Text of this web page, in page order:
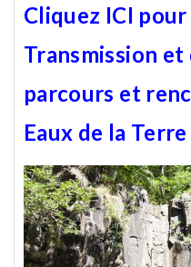
Cliquez ICI
Transmission
parcours et
Eaux de la Terre